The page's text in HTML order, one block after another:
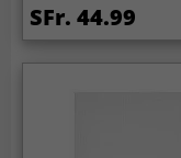
SFr. 44.99